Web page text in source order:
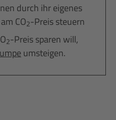
durch ihr eigenes
CO2-Preis steuern
2-Preis sparen will,
umsteigen.